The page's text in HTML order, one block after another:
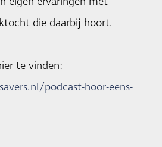
die daarbij hoort.
te vinden:
podcast-hoor-eens-